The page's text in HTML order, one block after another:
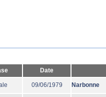
Date
09/06/1979 Narbonne